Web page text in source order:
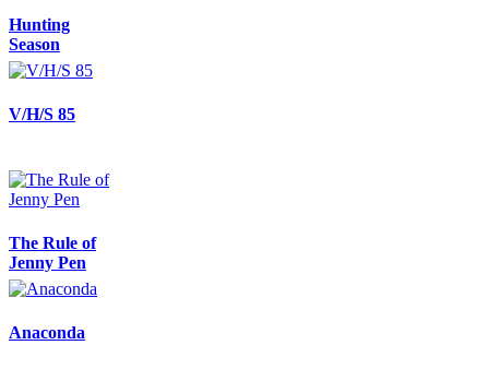
Hunting
Season
V/H/S 85
The Rule of
Jenny Pen
Anaconda